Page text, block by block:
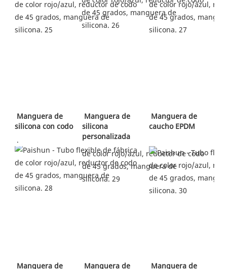
silicona con codo
.
silicona
personalizada
caucho EPDM